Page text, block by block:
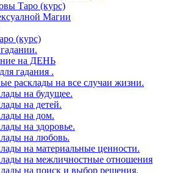
Таро (курс)
Магии
(курс)
на ДЕНЬ
гадания .
расклады на все случаи жизни.
на будущее.
на детей.
на дом.
на здоровье.
на любовь.
на материальные ценности.
на межличностные отношения
на поиск и выбор решения.